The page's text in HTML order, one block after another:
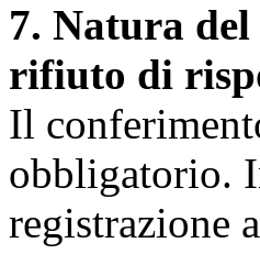
7. Natura del
rifiuto di
Il
obbligatorio.
registrazione